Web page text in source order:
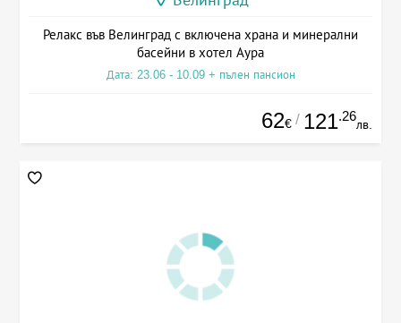
Релакс във Велинград с включена храна и минерални
басейни в хотел Аура
Дата: 23.06 - 10.09 + пълен пансион
62€ / 121.26
лв.